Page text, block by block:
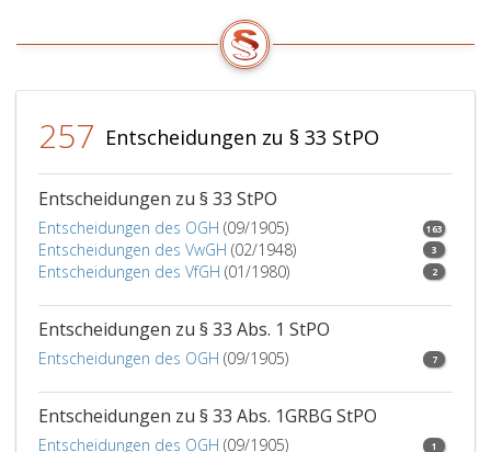
Fällen
entscheidet
das
Oberlandesgericht
durch
einen
Senat
drei
Richtern.
257 Entscheidungen zu § 33 StPO
Entscheidungen zu § 33 StPO
Entscheidungen des OGH (09/1905) 163
Entscheidungen des VwGH (02/1948) 3
Entscheidungen des VfGH (01/1980) 2
Entscheidungen zu § 33 Abs. 1 StPO
Entscheidungen des OGH (09/1905) 7
Entscheidungen zu § 33 Abs. 1GRBG StPO
Entscheidungen des OGH (09/1905) 1